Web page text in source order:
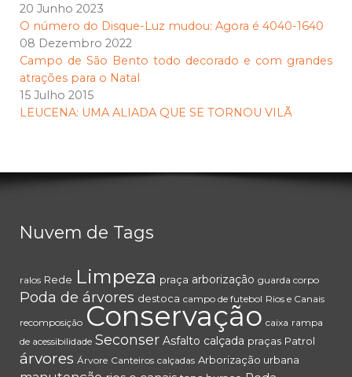
20 Junho 2023
O número do Disque-Luz mudou: Agora é 4040-1640
08 Dezembro 2022
Campo de São Bento todo decorado e com grandes
atrações para o Natal
15 Julho 2015
LEUCENA: UMA ALIADA QUE SE TORNOU VILÃ
Nuvem de Tags
ralos Rede Limpeza praça arborização guarda corpo
Poda de árvores destoca campo de futebol Rios e Canais
recomposição Conservação caixa rampa
de acessibilidade Seconser Asfalto calçada praças Patrol
árvores Árvore Canteiros calçadas Arborização urbana